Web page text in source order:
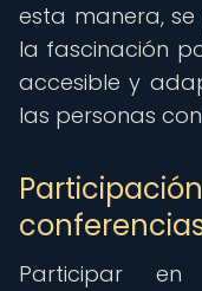
esta manera,
la fascinación
accesible y
las personas
Participar